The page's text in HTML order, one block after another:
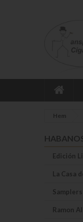
Hem
Edición
La Casa
Samplers
Ramon